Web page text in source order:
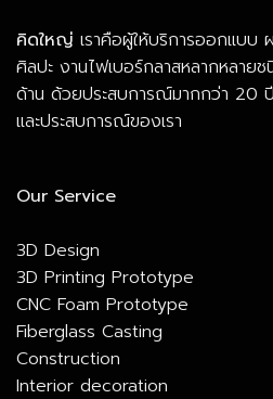
คิดใหญ่ เราคือผู้ให้บริการออกแบบ
ศิลปะ งานไฟเบอร์กลาสหลากหลาย
ด้าน ด้วยประสบการณ์มากกว่า 20
และประสบการณ์ของเรา
Our Service
3D Design
3D Printing Prototype
CNC Foam Prototype
Fiberglass Casting
Construction
Interior decoration